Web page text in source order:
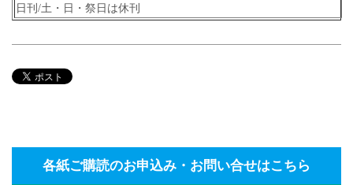
日刊/土・日・祭日は休刊
各紙ご購読のお申込み・お問い合せはこちら